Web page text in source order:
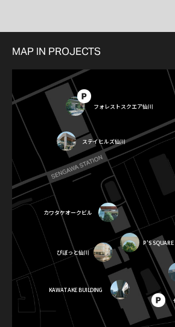
MAP IN PROJECTS
フォレストスクエア仙川
ステイヒルズ仙川
カワタケオークビル
ぴぼっと仙川
P'S SQUARE
KAWATAKE BUILDING